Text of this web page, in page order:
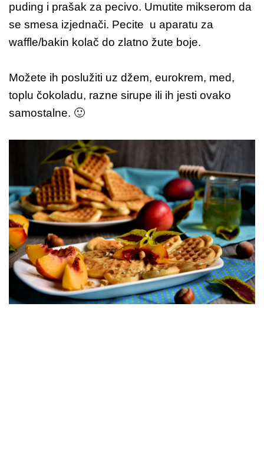
puding i prašak za pecivo. Umutite mikserom da
se smesa izjednači. Pecite u aparatu za
waffle/bakin kolač do zlatno žute boje.
Možete ih poslužiti uz džem, eurokrem, med,
toplu čokoladu, razne sirupe ili ih jesti ovako
samostalne. 🙂